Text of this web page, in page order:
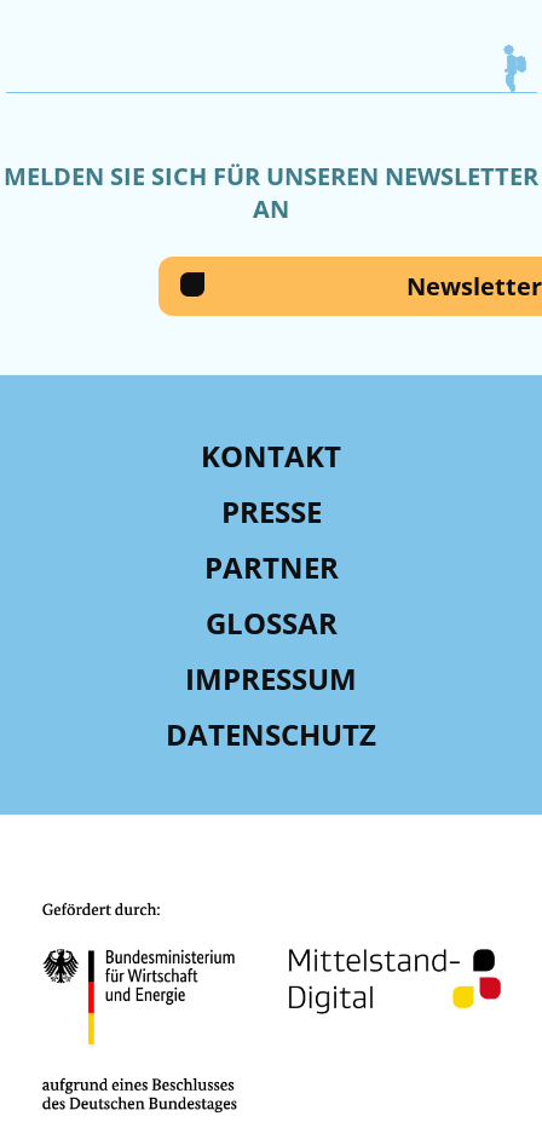
MELDEN SIE SICH FÜR UNSEREN NEWSLETTER
AN
Newsletter
KONTAKT
PRESSE
PARTNER
GLOSSAR
IMPRESSUM
DATENSCHUTZ